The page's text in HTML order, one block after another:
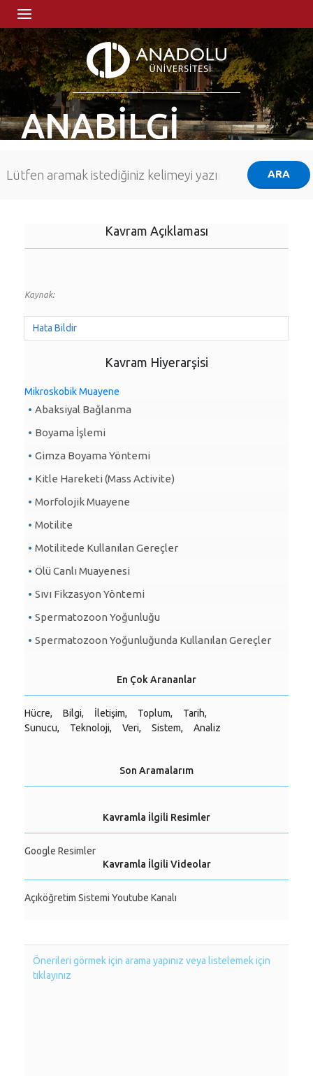
ANABİLGİ
Kavram Açıklaması
Kaynak:
Hata Bildir
Kavram Hiyerarşisi
Mikroskobik Muayene
Abaksiyal Bağlanma
Boyama İşlemi
Gimza Boyama Yöntemi
Kitle Hareketi (Mass Activite)
Morfolojik Muayene
Motilite
Motilitede Kullanılan Gereçler
Ölü Canlı Muayenesi
Sıvı Fikzasyon Yöntemi
Spermatozoon Yoğunluğu
Spermatozoon Yoğunluğunda Kullanılan Gereçler
En Çok Arananlar
Hücre, Bilgi, İletişim, Toplum,
Tarih,
Sunucu,
Teknoloji, Veri, Sistem, Analiz
Son Aramalarım
Kavramla İlgili Resimler
Google Resimler
Kavramla İlgili Videolar
Açıköğretim Sistemi Youtube Kanalı
Önerileri görmek için arama yapınız veya listelemek için
tıklayınız